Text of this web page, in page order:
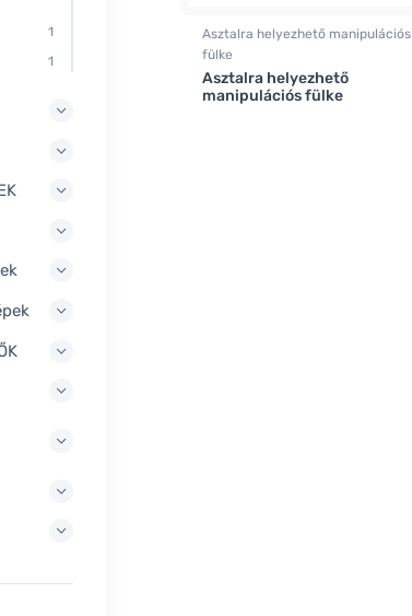
Asztalra helyezhető manipulációs
fülke
Asztalra helyezhető
manipulációs fülke
1
1